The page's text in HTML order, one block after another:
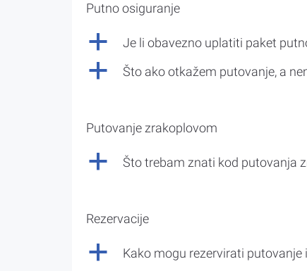
Putno osiguranje
a Je li obavezno uplatiti paket
a Što ako otkažem putovanje, a
Putovanje zrakoplovom
a Što trebam znati kod putovanja
Rezervacije
a Kako mogu rezervirati putovanje